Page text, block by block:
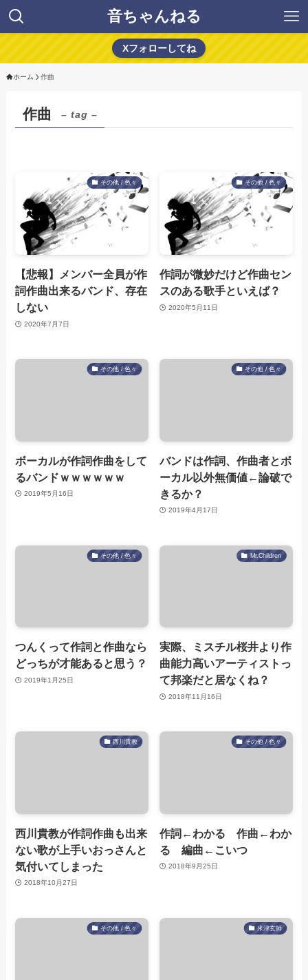
音ちゃんねる
Xフォローしてね
ホーム 作曲
作曲 – tag –
その他 / 色々
【悲報】メンバー全員が作
詞作曲出来るバンド、存在
しない
2020年7月7日
その他 / 色々
作詞が微妙だけど作曲セン
スのある歌手といえば？
2020年5月11日
その他 / 色々
ボーカルが作詞作曲をして
るバンドｗｗｗｗｗｗ
2019年5月16日
その他 / 色々
バンドは作詞、作曲者とボ
ーカル以外無価値←論破で
きるか？
2019年4月17日
その他 / 色々
つんくって作詞と作曲なら
どっちが才能あると思う？
2019年1月25日
Mr.Children
実際、ミスチル桜井より作
曲能力高いアーティストっ
て邦楽だと居なくね？
2018年11月16日
西川貴教
西川貴教が作詞作曲も出来
ない歌が上手いおっさんと
気付いてしまった
2018年10月27日
その他 / 色々
作詞←わかる 作曲←わか
る 編曲←こいつ
2018年9月25日
その他 / 色々 米津玄師